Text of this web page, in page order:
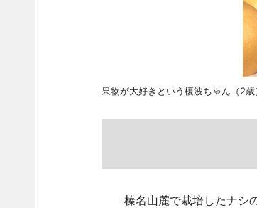
果物が大好きという榎波ちゃん（2
榛名山麓で栽培したナシの